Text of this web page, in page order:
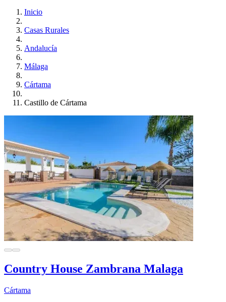
Inicio
Casas Rurales
Andalucía
Málaga
Cártama
Castillo de Cártama
Country House Zambrana Malaga
Cártama